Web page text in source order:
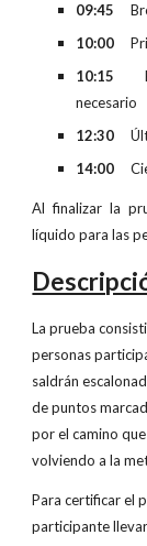
09:45
10:00
10:15
necesario
12:30
14:00
Al finalizar la
líquido para las
La prueba
personas
saldrán
de puntos
por el camino
volviendo a la
Para certificar el
participante